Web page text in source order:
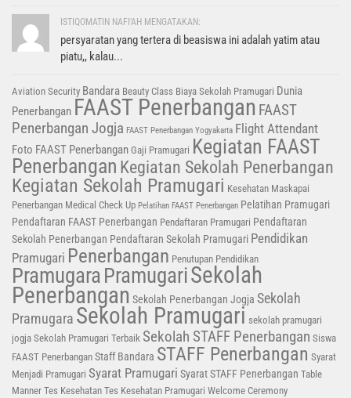
ISTIQOMATIN NAFI'AH MENGATAKAN:
persyaratan yang tertera di beasiswa ini adalah yatim atau
piatu,, kalau...
Aviation Security Bandara Beauty Class Biaya Sekolah Pramugari Dunia
Penerbangan FAAST Penerbangan FAAST
Penerbangan Jogja FAAST Penerbangan Yogyakarta Flight Attendant
Foto FAAST Penerbangan Gaji Pramugari Kegiatan FAAST
Penerbangan Kegiatan Sekolah Penerbangan
Kegiatan Sekolah Pramugari Kesehatan Maskapai
Penerbangan Medical Check Up Pelatihan FAAST Penerbangan Pelatihan Pramugari
Pendaftaran FAAST Penerbangan Pendaftaran Pramugari Pendaftaran
Sekolah Penerbangan Pendaftaran Sekolah Pramugari Pendidikan
Pramugari Penerbangan Penutupan Pendidikan
PramugaraPramugariSekolah
Penerbangan Sekolah Penerbangan Jogja Sekolah
Pramugara Sekolah Pramugari sekolah pramugari
jogja Sekolah Pramugari Terbaik Sekolah STAFF Penerbangan Siswa
FAAST Penerbangan Staff Bandara STAFF Penerbangan Syarat
Menjadi Pramugari Syarat Pramugari Syarat STAFF Penerbangan Table
Manner Tes Kesehatan Tes Kesehatan Pramugari Welcome Ceremony